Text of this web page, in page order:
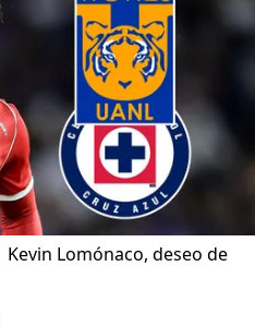
Kevin Lomónaco, deseo de